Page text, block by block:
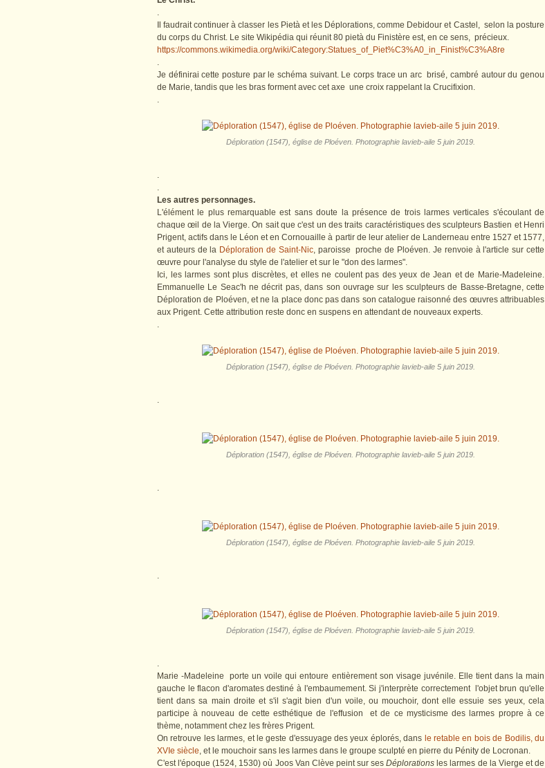
.
Il faudrait continuer à classer les Pietà et les Déplorations, comme Debidour et Castel, selon la posture
du corps du Christ. Le site Wikipédia qui réunit 80 pietà du Finistère est, en ce sens, précieux.
https://commons.wikimedia.org/wiki/Category:Statues_of_Piet%C3%A0_in_Finist%C3%A8re
.
Je définirai cette posture par le schéma suivant. Le corps trace un arc brisé, cambré autour du genou
de Marie, tandis que les bras forment avec cet axe une croix rappelant la Crucifixion.
.
Déploration (1547), église de Ploéven. Photographie lavieb-aile 5 juin 2019.
.
.
Les autres personnages.
L'élément le plus remarquable est sans doute la présence de trois larmes verticales s'écoulant de
chaque œil de la Vierge. On sait que c'est un des traits caractéristiques des sculpteurs Bastien et Henri
Prigent, actifs dans le Léon et en Cornouaille à partir de leur atelier de Landerneau entre 1527 et 1577,
et auteurs de la Déploration de Saint-Nic, paroisse proche de Ploéven. Je renvoie à l'article sur cette
œuvre pour l'analyse du style de l'atelier et sur le "don des larmes".
Ici, les larmes sont plus discrètes, et elles ne coulent pas des yeux de Jean et de Marie-Madeleine.
Emmanuelle Le Seac'h ne décrit pas, dans son ouvrage sur les sculpteurs de Basse-Bretagne, cette
Déploration de Ploéven, et ne la place donc pas dans son catalogue raisonné des œuvres attribuables
aux Prigent. Cette attribution reste donc en suspens en attendant de nouveaux experts.
.
Déploration (1547), église de Ploéven. Photographie lavieb-aile 5 juin 2019.
.
Déploration (1547), église de Ploéven. Photographie lavieb-aile 5 juin 2019.
.
Déploration (1547), église de Ploéven. Photographie lavieb-aile 5 juin 2019.
.
Déploration (1547), église de Ploéven. Photographie lavieb-aile 5 juin 2019.
.
Marie -Madeleine porte un voile qui entoure entièrement son visage juvénile. Elle tient dans la main
gauche le flacon d'aromates destiné à l'embaumement. Si j'interprète correctement l'objet brun qu'elle
tient dans sa main droite et s'il s'agit bien d'un voile, ou mouchoir, dont elle essuie ses yeux, cela
participe à nouveau de cette esthétique de l'effusion et de ce mysticisme des larmes propre à ce
thème, notamment chez les frères Prigent.
On retrouve les larmes, et le geste d'essuyage des yeux éplorés, dans le retable en bois de Bodilis, du
XVIe siècle, et le mouchoir sans les larmes dans le groupe sculpté en pierre du Pénity de Locronan.
C'est l'époque (1524, 1530) où Joos Van Clève peint sur sesDéplorations les larmes de la Vierge et de